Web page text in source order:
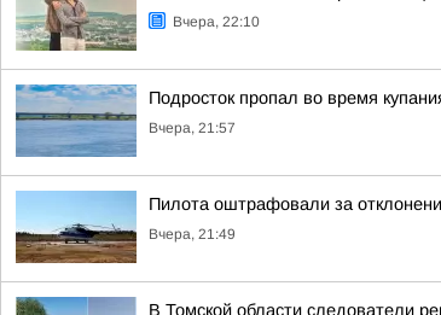
Вчера, 22:10
Подросток пропал во время
Вчера, 21:57
Пилота оштрафовали за
Вчера, 21:49
В Томской области следователи